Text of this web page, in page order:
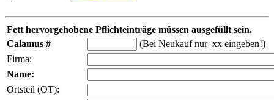
Fett hervorgehobene Pflichteinträge müssen ausgefüllt sein.
Calamus #
(Bei Neukauf nur xx eingeben!)
Firma:
Name:
Ortsteil (OT):